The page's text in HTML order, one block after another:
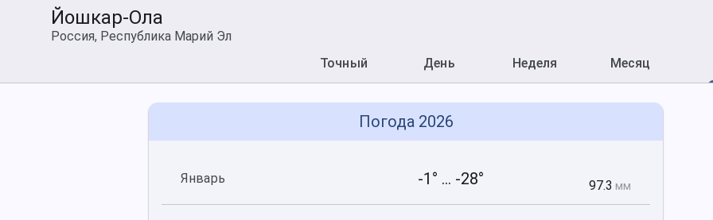
Йошкар-Ола
Россия, Республика Марий Эл
Точный
День Неделя Месяц
Погода 2026
Январь -1° ... -28° 97.3 мм